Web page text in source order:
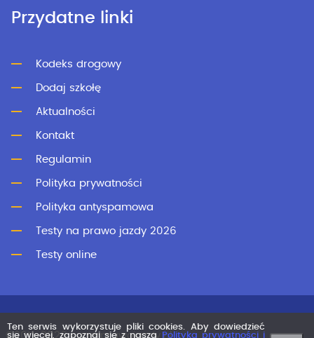
Przydatne linki
Kodeks drogowy
Dodaj szkołę
Aktualności
Kontakt
Regulamin
Polityka prywatności
Polityka antyspamowa
Testy na prawo jazdy 2026
Testy online
©2011-2026 superprawojazdy.pl
Ten serwis wykorzystuje pliki cookies. Aby dowiedzieć
się więcej, zapoznaj się z naszą
Polityką prywatności i